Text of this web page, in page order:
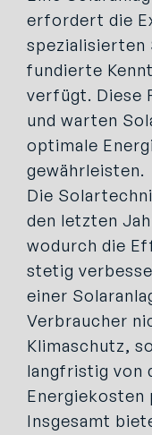
erfordert die
spezialisierten
fundierte
verfügt. Diese
und warten
optimale
gewährleisten.
Die
den letzten
wodurch die
stetig
einer
Verbraucher
Klimaschutz,
langfristig von
Insgesamt